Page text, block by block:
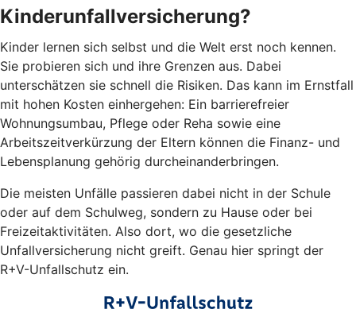
Kinderunfallversicherung?
Kinder lernen sich selbst und die Welt erst noch kennen.
Sie probieren sich und ihre Grenzen aus. Dabei
unterschätzen sie schnell die Risiken. Das kann im Ernstfall
mit hohen Kosten einhergehen: Ein barrierefreier
Wohnungsumbau, Pflege oder Reha sowie eine
Arbeitszeitverkürzung der Eltern können die Finanz- und
Lebensplanung gehörig durcheinanderbringen.
Die meisten Unfälle passieren dabei nicht in der Schule
oder auf dem Schulweg, sondern zu Hause oder bei
Freizeitaktivitäten. Also dort, wo die gesetzliche
Unfallversicherung nicht greift. Genau hier springt der
R+V-Unfallschutz ein.